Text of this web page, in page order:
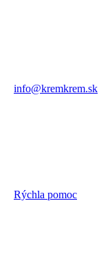
info@kremkrem.sk
Rýchla pomoc